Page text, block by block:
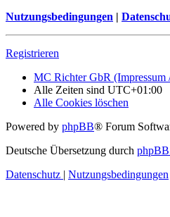
Nutzungsbedingungen |
Registrieren
MC Richter GbR (Impressum
Alle Zeiten sind UTC+01:00
Alle Cookies löschen
Powered by phpBB® Forum
Deutsche Übersetzung durch
Datenschutz | Nutzungsbedingungen